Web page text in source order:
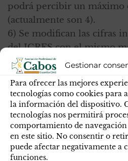
Gestionar
Para ofrecer las mejores
tecnologías como cookies para
la información del dispositivo.
tecnologías nos permitirá
comportamiento de
en este sitio. No consentir o
puede afectar negativamente a
funciones.
podrá percibir un máximo
(actualmente son 4).
6) Se modifican las cifras
del ICRES con el mismo
Una vez termina la
órgano de dirección,
decepción y malestar
innumerables muestras
reconocimiento de los
primer escalón de mando,
no se encuentra